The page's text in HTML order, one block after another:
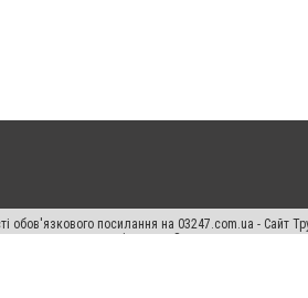
обов'язкового посилання на 03247.com.ua - Сайт
прав переслідується Законом.